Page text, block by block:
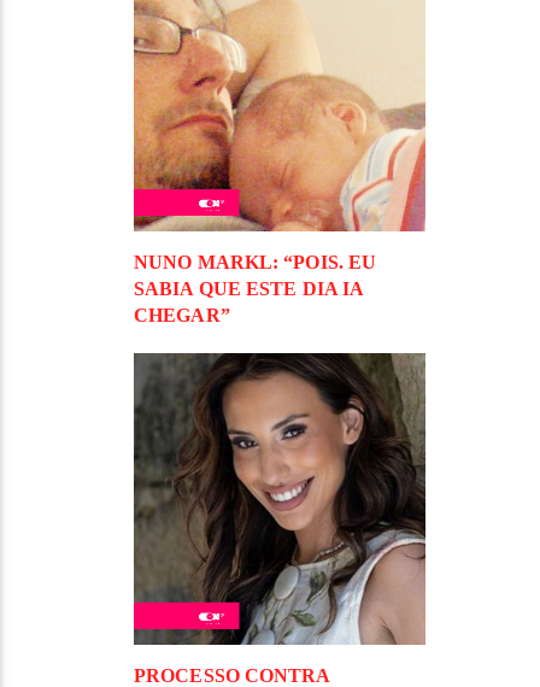
NUNO MARKL: “POIS. EU
SABIA QUE ESTE DIA IA
CHEGAR”
PROCESSO CONTRA